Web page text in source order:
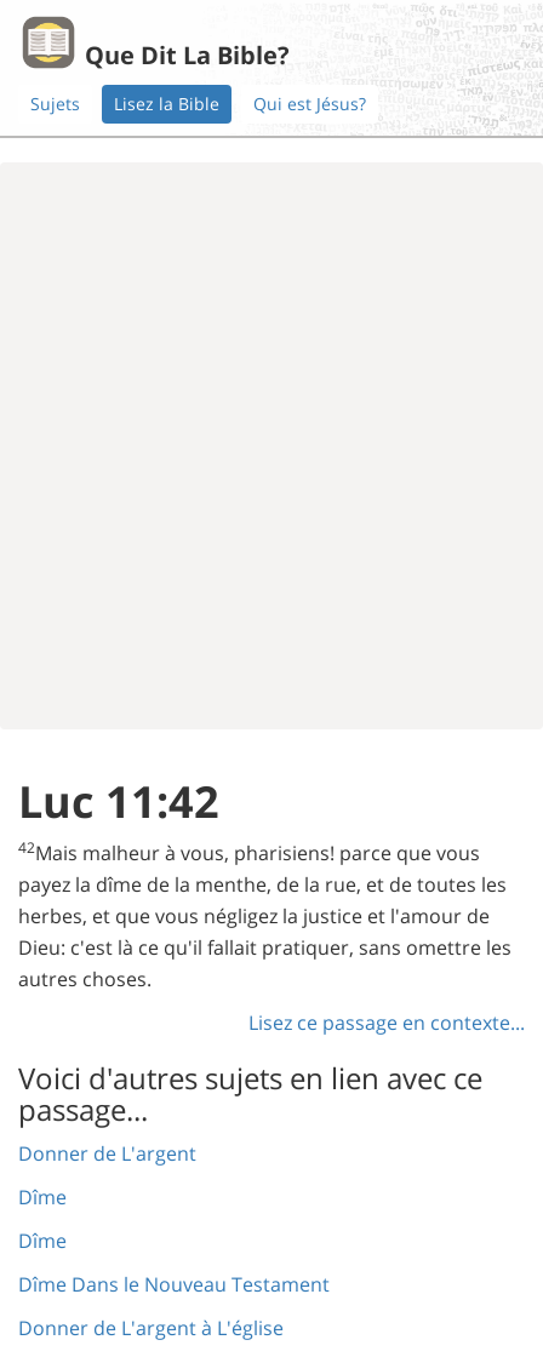
Que Dit La Bible?
Sujets Lisez la Bible Qui est Jésus?
Luc 11:42
42Mais malheur à vous, pharisiens! parce que vous
payez la dîme de la menthe, de la rue, et de toutes les
herbes, et que vous négligez la justice et l'amour de
Dieu: c'est là ce qu'il fallait pratiquer, sans omettre les
autres choses.
Lisez ce passage en contexte...
Voici d'autres sujets en lien avec ce
passage...
Donner de L'argent
Dîme
Dîme
Dîme Dans le Nouveau Testament
Donner de L'argent à L'église